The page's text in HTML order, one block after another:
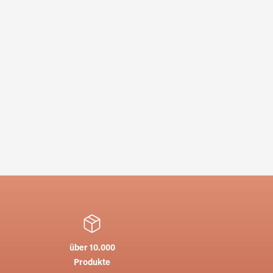
über 10.000
Produkte